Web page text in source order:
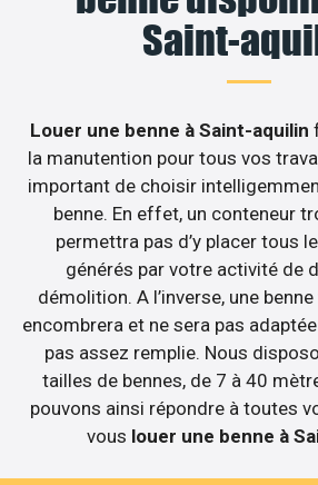
Saint-
Louer une benne à Saint-aquilin
la manutention pour tous vos
important de choisir
benne. En effet, un conteneur
permettra pas d’y placer tous
générés par votre activité de
démolition. A l’inverse, une
encombrera et ne sera pas
pas assez remplie. Nous
tailles de bennes, de 7 à 40
pouvons ainsi répondre à toutes
vous louer une benne à